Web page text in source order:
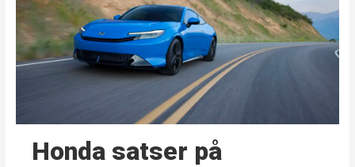
Honda satser på